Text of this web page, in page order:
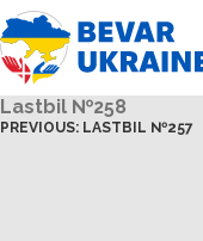
Lastbil №258
PREVIOUS: LASTBIL №257